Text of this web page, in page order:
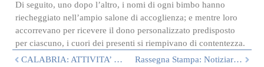
Di seguito, uno dopo l’altro, i nomi di ogni bimbo hanno
riecheggiato nell’ampio salone di accoglienza; e mentre loro
accorrevano per ricevere il dono personalizzato predisposto
per ciascuno, i cuori dei presenti si riempivano di contentezza.
CALABRIA: ATTIVITA’ DI NOVEMBRE
Rassegna Stampa: Notiziario Delegazione Calabria – Gennaio 2022